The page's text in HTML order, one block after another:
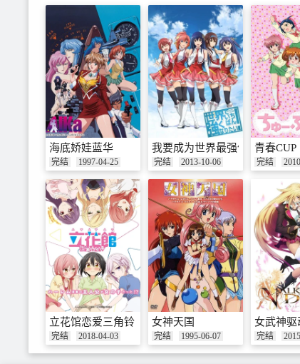
海底娇娃蓝华
完结 1997-04-25
我要成为世界最强偶像
完结 2013-10-06
青春CUP
完结
立花馆恋爱三角铃
完结 2018-04-03
女神天国
完结 1995-06-07
女武神驱
完结